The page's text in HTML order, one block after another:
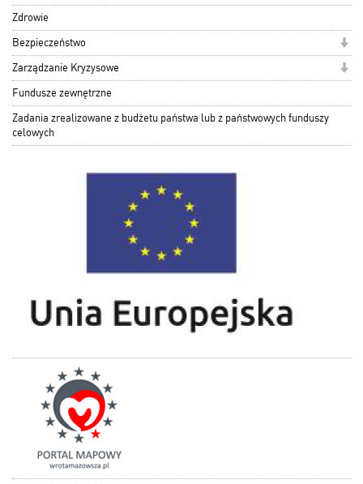
Zdrowie
Bezpieczeństwo
Zarządzanie Kryzysowe
Fundusze zewnętrzne
Zadania zrealizowane z budżetu państwa lub z państwowych funduszy
celowych